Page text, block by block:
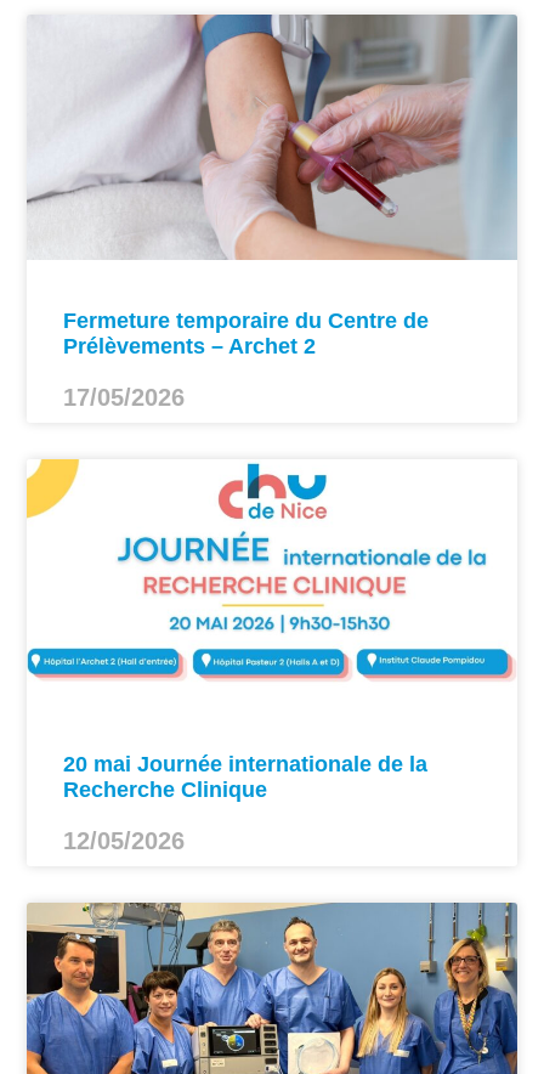
Fermeture temporaire du Centre de
Prélèvements – Archet 2
17/05/2026
20 mai Journée internationale de la
Recherche Clinique
12/05/2026